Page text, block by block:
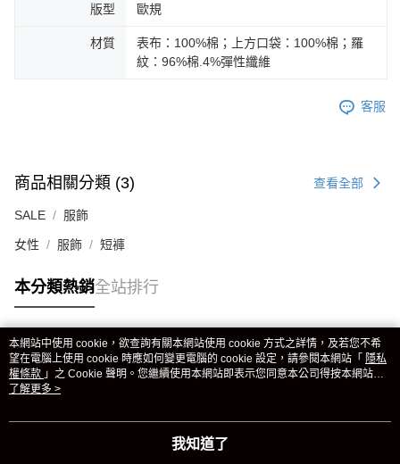
版型 歐規
材質
表布：100%棉；上方口袋：100%棉；羅
紋：96%棉.4%彈性纖維
客服
商品相關分類 (3) 查看全部
SALE 服飾
女性 服飾 短褲
本分類熱銷全站排行
熱門標籤
本網站中使用 cookie，欲查詢有關本網站使用 cookie 方式之詳情，及若您不希
望在電腦上使用 cookie 時應如何變更電腦的 cookie 設定，請參閱本網站「 隱私
權條款 」之 Cookie 聲明。您繼續使用本網站即表示您同意本公司得按本網站使
用條款之 Cookie 聲明使用 cookie。
了解更多 >
我知道了